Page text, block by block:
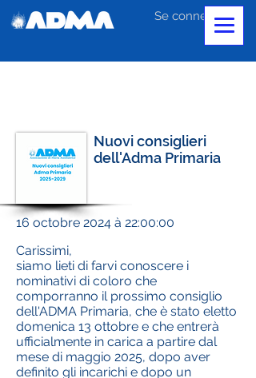
Se connecter
Nuovi consiglieri
dell'Adma Primaria
16 octobre 2024 à 22:00:00
Carissimi,
siamo lieti di farvi conoscere i
nominativi di coloro che
comporranno il prossimo consiglio
dell'ADMA Primaria, che è stato eletto
domenica 13 ottobre e che entrerà
ufficialmente in carica a partire dal
mese di maggio 2025, dopo aver
definito gli incarichi e dopo un